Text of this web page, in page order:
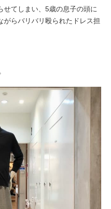
せてしまい、5歳の息子の頭に
らバリバリ殴られたドレス担